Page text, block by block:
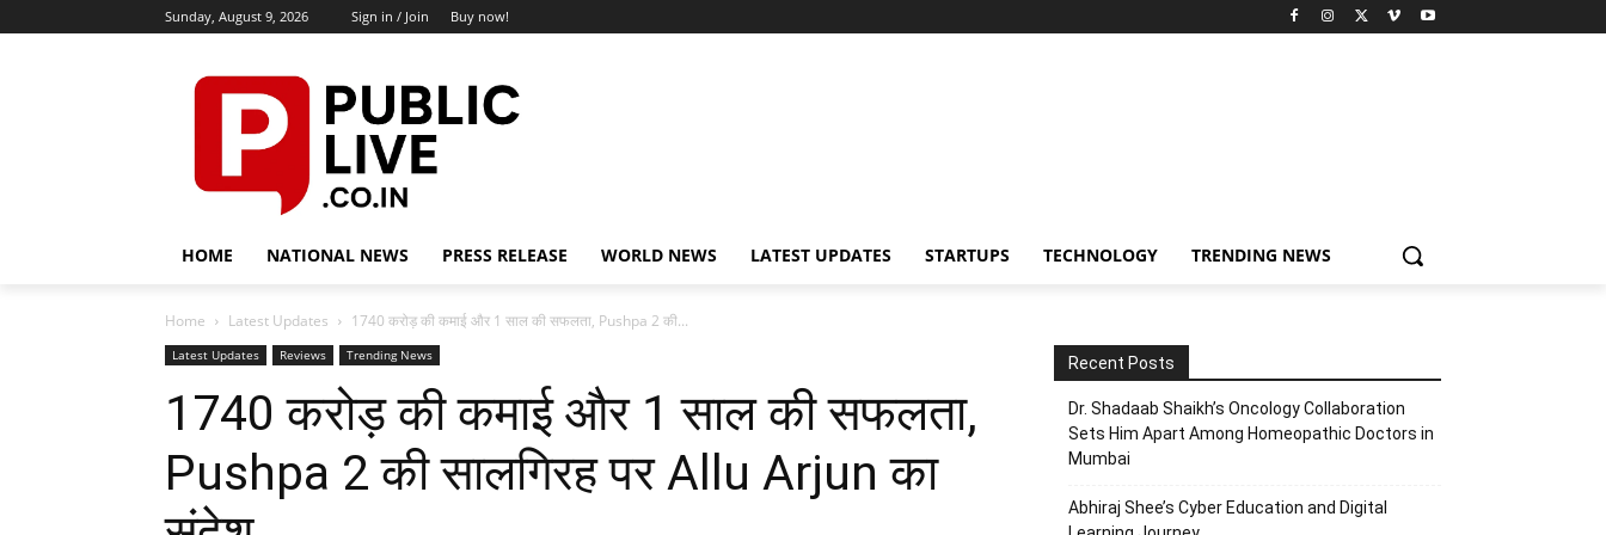
Sunday, August 9, 2026 Sign in / Join Buy now!
HOME NATIONAL NEWS PRESS RELEASE WORLD NEWS LATEST UPDATES STARTUPS TECHNOLOGY TRENDING NEWS
Home Latest Updates 1740 करोड़ की कमाई और 1 साल की सफलता, Pushpa 2 की...
Latest Updates Reviews Trending News
1740 करोड़ की कमाई और 1 साल की सफलता,
Pushpa 2 की सालगिरह पर Allu Arjun का
Recent Posts
Dr. Shadaab Shaikh’s Oncology Collaboration
Sets Him Apart Among Homeopathic Doctors in
Mumbai
Abhiraj Shee’s Cyber Education and Digital